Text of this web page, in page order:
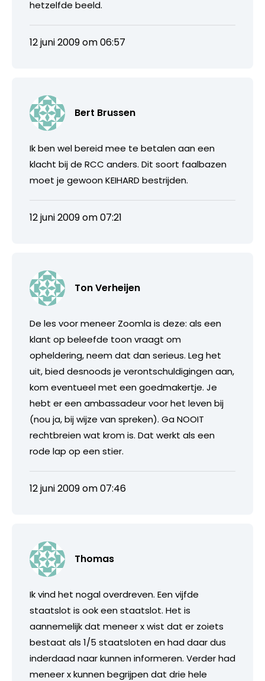
hetzelfde beeld.
12 juni 2009 om 06:57
Bert Brussen
Ik ben wel bereid mee te betalen aan een
klacht bij de RCC anders. Dit soort faalbazen
moet je gewoon KEIHARD bestrijden.
12 juni 2009 om 07:21
Ton Verheijen
De les voor meneer Zoomla is deze: als een
klant op beleefde toon vraagt om
opheldering, neem dat dan serieus. Leg het
uit, bied desnoods je verontschuldigingen aan,
kom eventueel met een goedmakertje. Je
hebt er een ambassadeur voor het leven bij
(nou ja, bij wijze van spreken). Ga NOOIT
rechtbreien wat krom is. Dat werkt als een
rode lap op een stier.
12 juni 2009 om 07:46
Thomas
Ik vind het nogal overdreven. Een vijfde
staatslot is ook een staatslot. Het is
aannemelijk dat meneer x wist dat er zoiets
bestaat als 1/5 staatsloten en had daar dus
inderdaad naar kunnen informeren. Verder had
meneer x kunnen begrijpen dat drie hele